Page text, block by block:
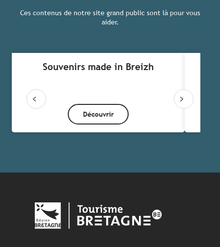
Ces contenus de notre site grand public sont là pour vous
aider.
Souvenirs made in Breizh
Découvrir